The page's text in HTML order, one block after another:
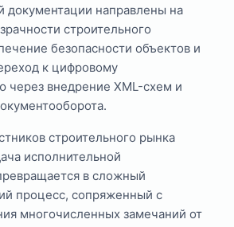
документации направлены на
строительного
безопасности объектов и
к цифровому
через внедрение XML-схем и
строительного рынка
исполнительной
в сложный
процесс, сопряженный с
многочисленных замечаний от